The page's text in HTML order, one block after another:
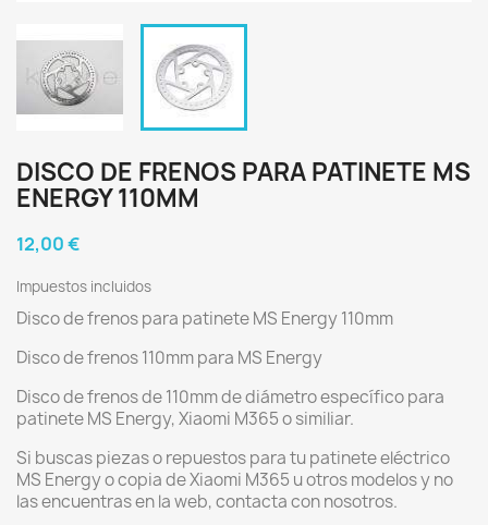
DISCO DE FRENOS PARA PATINETE MS
ENERGY 110MM
12,00 €
Impuestos incluidos
Disco de frenos para patinete MS Energy 110mm
Disco de frenos 110mm para MS Energy
Disco de frenos de 110mm de diámetro específico para
patinete MS Energy, Xiaomi M365 o similiar.
Si buscas piezas o repuestos para tu patinete eléctrico
MS Energy o copia de Xiaomi M365 u otros modelos y no
las encuentras en la web, contacta con nosotros.